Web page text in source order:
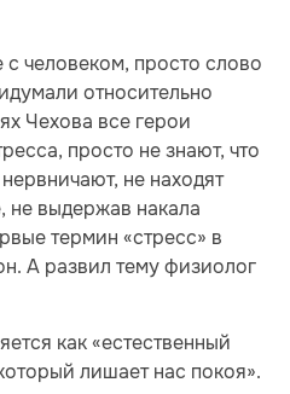
с человеком, просто слово
относительно
Чехова все герои
просто не знают, что
не находят
не выдержав накала
термин «стресс» в
А развил тему физиолог
как «естественный
лишает нас покоя».